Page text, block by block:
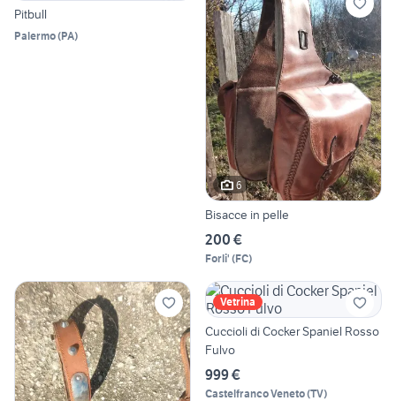
Pitbull
Palermo(PA)
6
Bisacce in pelle
200 €
Forli' (FC)
Vetrina
Cuccioli di Cocker Spaniel Rosso
Fulvo
999 €
Castelfranco Veneto(TV)